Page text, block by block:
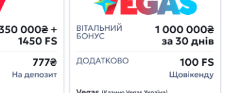
"Відправте
Вернадського на
фронт": стрілецька
бригада Повітряних
НРК Numo